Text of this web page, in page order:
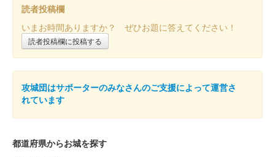
安中城 御城印
武田家バージョンの御城印。
安中城 御城印
井伊家バージョンの御城印。赤備え御城印が銀箔押しの特別版と
して発売された。
読者投稿欄
いまお時間ありますか？ ぜひお題に答えてください！
読者投稿欄に投稿する
攻城団はサポーターのみなさんのご支援によって運営さ
れています
都道府県からお城を探す